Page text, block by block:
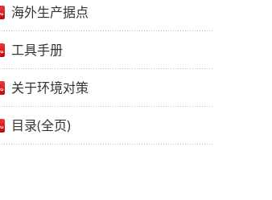
海外生产据点
工具手册
关于环境对策
目录(全页)